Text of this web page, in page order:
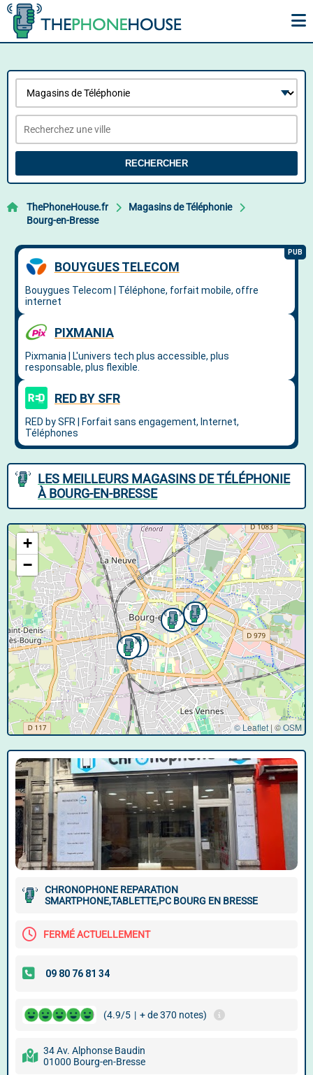
RECHERCHER
ThePhoneHouse.fr
Magasins de Téléphonie
Bourg-en-Bresse
LES MEILLEURS MAGASINS DE TÉLÉPHONIE
À BOURG-EN-BRESSE
+
−
© Leaflet | ©OSM
CHRONOPHONE REPARATION
SMARTPHONE,TABLETTE,PC BOURG EN BRESSE
FERMÉ ACTUELLEMENT
(4.9/5 | + de 370 notes)
34 Av. Alphonse Baudin
01000 Bourg-en-Bresse